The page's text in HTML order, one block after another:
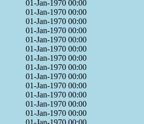
01-Jan-1970 00:00
01-Jan-1970 00:00
01-Jan-1970 00:00
01-Jan-1970 00:00
01-Jan-1970 00:00
01-Jan-1970 00:00
01-Jan-1970 00:00
01-Jan-1970 00:00
01-Jan-1970 00:00
01-Jan-1970 00:00
01-Jan-1970 00:00
01-Jan-1970 00:00
01-Jan-1970 00:00
01-Jan-1970 00:00